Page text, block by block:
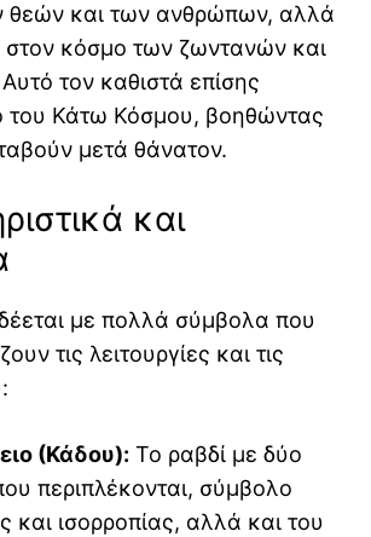
θεών και των ανθρώπων, αλλά
στον κόσμο των ζωντανών και
τον καθιστά επίσης
του Κάτω Κόσμου, βοηθώντας
μετά θάνατον.
και
με πολλά σύμβολα που
τις λειτουργίες και τις
(Κάδου): Το ραβδί με δύο
περιπλέκονται, σύμβολο
και ισορροπίας, αλλά και του